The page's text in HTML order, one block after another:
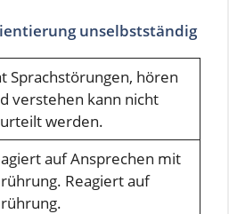
unselbstständig
Sprachstörungen, hören
verstehen kann nicht
werden.
auf Ansprechen mit
Reagiert auf